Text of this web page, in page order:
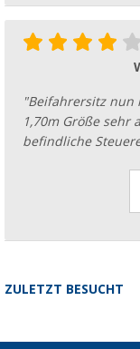
"Beifahrersitz nun
1,70m Größe sehr
befindliche
ZULETZT BESUCHT